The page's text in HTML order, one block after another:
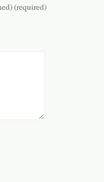
(required)